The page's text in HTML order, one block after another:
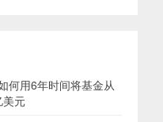
何用6年时间将基金从
美元